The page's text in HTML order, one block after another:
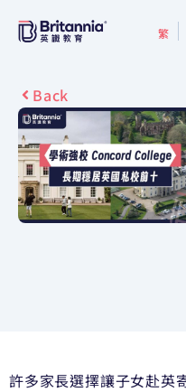
繁
最新活動
升學指南
升學資訊
Back
許多家長選擇讓子女赴英